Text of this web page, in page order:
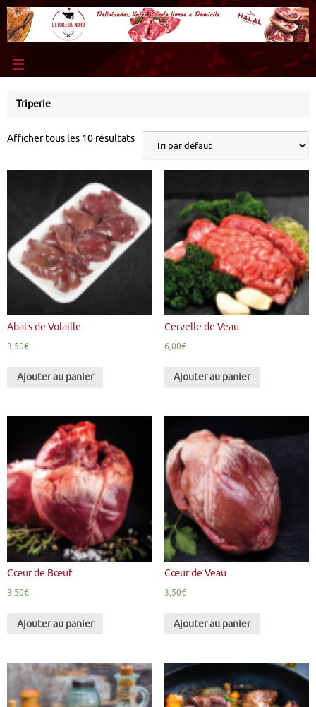
Triperie
Afficher tous les 10 résultats
Abats de Volaille
3,50€
Ajouter au panier
Cervelle de Veau
6,00€
Ajouter au panier
Cœur de Bœuf
3,50€
Ajouter au panier
Cœur de Veau
3,50€
Ajouter au panier